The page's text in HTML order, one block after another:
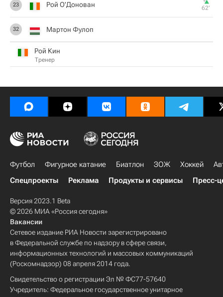
23 Рой О'Донован 62‎’‎
32 Мартон Фулоп
Рой Кин
Тренер
Футбол Фигурное катание Биатлон ЗОЖ Хоккей
Спецпроекты
Реклама Продукты и сервисы Пресс-
Версия 2023.1 Beta
© 2026 МИА «Россия сегодня»
Вакансии
Сетевое издание РИА Новости зарегистрировано
в Федеральной службе по надзору в сфере связи,
информационных технологий и массовых коммуникаций
(Роскомнадзор) 08 апреля 2014 года.
Свидетельство о регистрации Эл № ФС77-57640
Учредитель: Федеральное государственное унитарное